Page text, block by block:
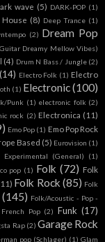
wave (5) DARK-POP (1)
House (8) Deep Trance (1)
(2) Dream Pop
Dreamy Mellow Vibes)
(4) Drum N Bass / Jungle (2)
(14) Electro Folk (1) Electro
(1) Electronic(100)
Punk (1) electronic folk (2)
rock (2) Electronica (11)
Emo Pop (1) Emo Pop Rock
Based (5) Eurovision (1)
Experimental (General) (1)
pop (1) Folk (72) Folk
Folk Rock (85) Folk
(145) Folk/Acoustic - Pop -
French Pop (2) Funk (17)
Rap (2) Garage Rock
pop (Schlager) (1) Glam